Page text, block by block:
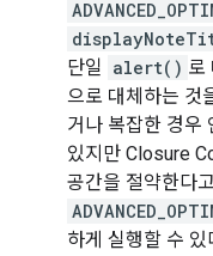
단일 alert() 로
으로 대체하는 것
거나 복잡한 경우
있지만 Closure
공간을 절약한다
하게 실행할 수